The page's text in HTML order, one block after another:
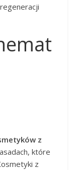
z
które
z